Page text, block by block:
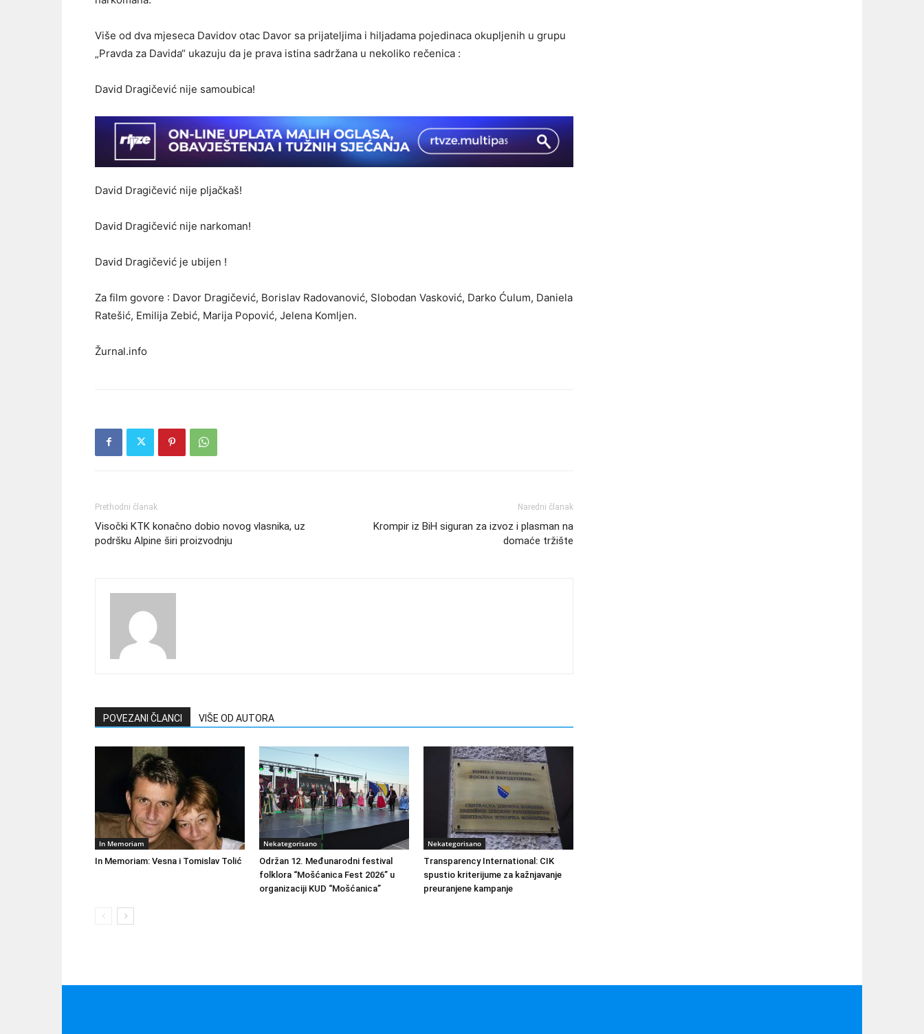
Više od dva mjeseca Davidov otac Davor sa prijateljima i hiljadama pojedinaca okupljenih u grupu
„Pravda za Davida“ ukazuju da je prava istina sadržana u nekoliko rečenica :
David Dragičević nije samoubica!
David Dragičević nije pljačkaš!
David Dragičević nije narkoman!
David Dragičević je ubijen !
Za film govore : Davor Dragičević, Borislav Radovanović, Slobodan Vasković, Darko Ćulum, Daniela
Ratešić, Emilija Zebić, Marija Popović, Jelena Komljen.
Žurnal.info
Prethodni članak
Visočki KTK konačno dobio novog vlasnika, uz
podršku Alpine širi proizvodnju
Naredni članak
Krompir iz BiH siguran za izvoz i plasman na
domaće tržište
POVEZANI ČLANCI VIŠE OD AUTORA
In Memoriam
In Memoriam: Vesna i Tomislav Tolić
Nekategorisano
Održan 12. Međunarodni festival
folklora “Mošćanica Fest 2026” u
organizaciji KUD “Mošćanica”
Nekategorisano
Transparency International: CIK
spustio kriterijume za kažnjavanje
preuranjene kampanje